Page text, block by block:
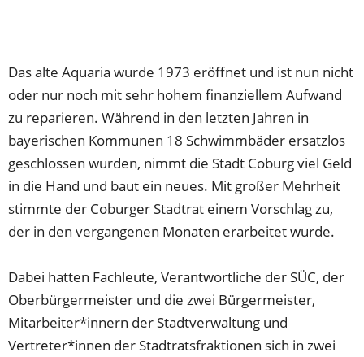
Das alte Aquaria wurde 1973 eröffnet und ist nun nicht
oder nur noch mit sehr hohem finanziellem Aufwand
zu reparieren. Während in den letzten Jahren in
bayerischen Kommunen 18 Schwimmbäder ersatzlos
geschlossen wurden, nimmt die Stadt Coburg viel Geld
in die Hand und baut ein neues. Mit großer Mehrheit
stimmte der Coburger Stadtrat einem Vorschlag zu,
der in den vergangenen Monaten erarbeitet wurde.
Dabei hatten Fachleute, Verantwortliche der SÜC, der
Oberbürgermeister und die zwei Bürgermeister,
Mitarbeiter*innern der Stadtverwaltung und
Vertreter*innen der Stadtratsfraktionen sich in zwei